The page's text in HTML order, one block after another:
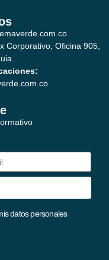
Corporativo, Oficina 905,
datos personales